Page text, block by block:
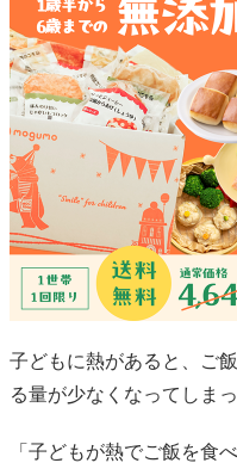
7.子どもが熱でご飯
8.子どもが熱でご飯
すいものを！
子どもに熱があると、ご
る量が少なくなってしま
「子どもが熱でご飯を食